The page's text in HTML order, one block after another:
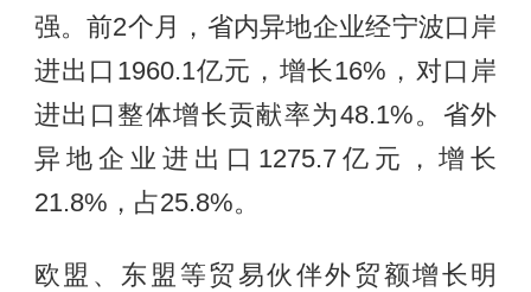
强。前2个月，省内异地企业经宁波口岸
进出口1960.1亿元，增长16%，对口岸
进出口整体增长贡献率为48.1%。省外
异地企业进出口1275.7亿元，增长
21.8%，占25.8%。
欧盟、东盟等贸易伙伴外贸额增长明